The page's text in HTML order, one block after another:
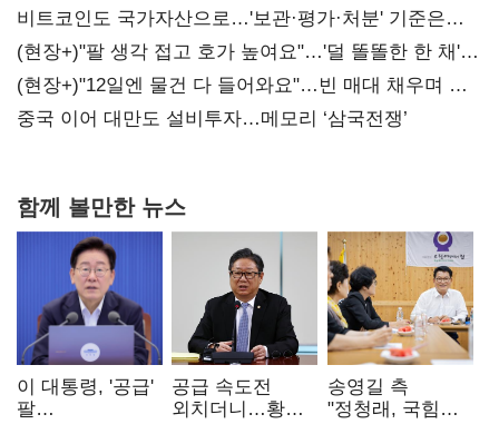
비트코인도 국가자산으로…'보관·평가·처분' 기준은
숙제
(현장+)"팔 생각 접고 호가 높여요"…'덜 똘똘한 한 채'
20억 키맞추기
(현장+)"12일엔 물건 다 들어와요"…빈 매대 채우며 문
연 홈플러스
중국 이어 대만도 설비투자…메모리 ‘삼국전쟁’
함께 볼만한 뉴스
이 대통령, '공급'
팔
공급 속도전
외치더니…황희,
송영길 측
"정청래, 국힘